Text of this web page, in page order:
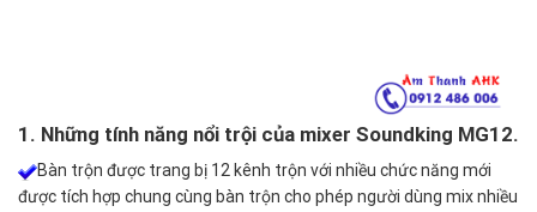
1. Những tính năng nổi trội của mixer Soundking MG12.
Bàn trộn được trang bị 12 kênh trộn với nhiều chức năng mới
được tích hợp chung cùng bàn trộn cho phép người dùng mix nhiều